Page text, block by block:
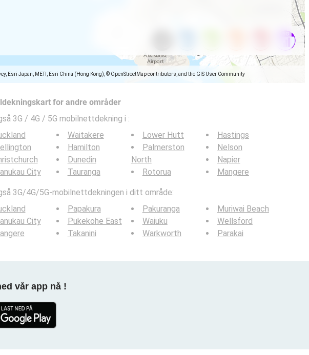
Esri Japan, METI, Esri China (Hong Kong), © OpenStreetMap contributors, and the GIS User Community
for andre områder
3G / 4G / 5G mobilnettdekning i :
City
Waitakere
Hamilton
Dunedin
Tauranga
Lower Hutt
Palmerston
North
Rotorua
Hastings
Nelson
Napier
Mangere
3G/4G/5G-mobilnettdekningen i ditt område:
City
Papakura
Pukekohe East
Takanini
Pakuranga
Waiuku
Warkworth
Muriwai Beach
Wellsford
Parakai
vår app nå !